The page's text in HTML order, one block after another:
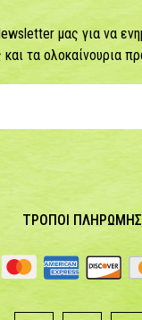
μας για να
και τα ολοκαίνουρια
ΤΡΟΠΟΙ ΠΛΗΡΩΜΗΣ